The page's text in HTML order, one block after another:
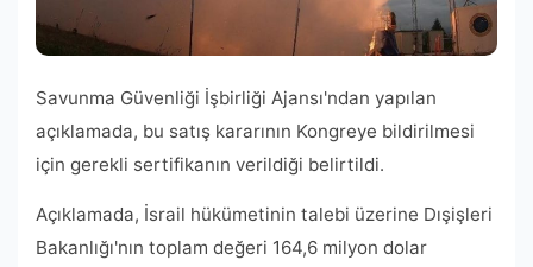
Savunma Güvenliği İşbirliği Ajansı'ndan yapılan
açıklamada, bu satış kararının Kongreye bildirilmesi
için gerekli sertifikanın verildiği belirtildi.
Açıklamada, İsrail hükümetinin talebi üzerine Dışişleri
Bakanlığı'nın toplam değeri 164,6 milyon dolar